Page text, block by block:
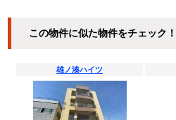
この物件に似た物件をチェック！
雄ノ湊ハイツ